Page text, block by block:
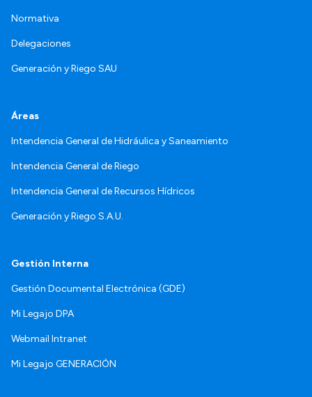
Normativa
Delegaciones
Generación y Riego SAU
Áreas
Intendencia General de Hidráulica y Saneamiento
Intendencia General de Riego
Intendencia General de Recursos Hídricos
Generación y Riego S.A.U.
Gestión Interna
Gestión Documental Electrónica (GDE)
Mi Legajo DPA
Webmail Intranet
Mi Legajo GENERACIÓN